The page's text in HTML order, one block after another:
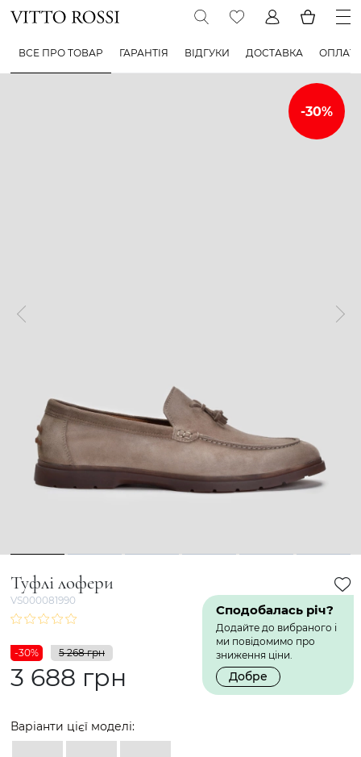
ВСЕ ПРО ТОВАР ГАРАНТІЯ ВІДГУКИ ДОСТАВКА
1 2 3 4 5 6
Туфлі лофери
VS000081990
Сподобалась річ?
Додайте до вибраного і
ми повідомимо про
зниження ціни.
Добре
-30% 5 268 грн
3 688 грн
Варіанти цієї моделі: